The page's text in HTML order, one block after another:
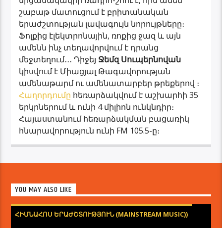
շաբաթ մատուցում է բրիտանական
երաժշտության լավագույն նորույթները։
Ֆոլքից էլեկտրոնային, ռոքից ջազ և այն
ամենն ինչ տեղավորվում է դրանց
մեջտեղում․․․ Դիջեյ Ջեմզ Սուպերնովան
կիսվում է Միացյալ Թագավորության
ամենաթարմ ու ամենատարբեր թրեքերով ։
Հաղորդումը հեռարձակվում է աշխարհի 35
երկրներում և ունի 4 միլիոն ունկնդիր։
Հայաստանում հեռարձակման բացառիկ
հնարավորություն ունի FM 105.5-ը։
YOU MAY ALSO LIKE
ՀԻՄՆԱՀՈՍ ԵՐԱԺՇՏՈՒԹՅՈՒՆ (MAINSTREAM MUSIC))